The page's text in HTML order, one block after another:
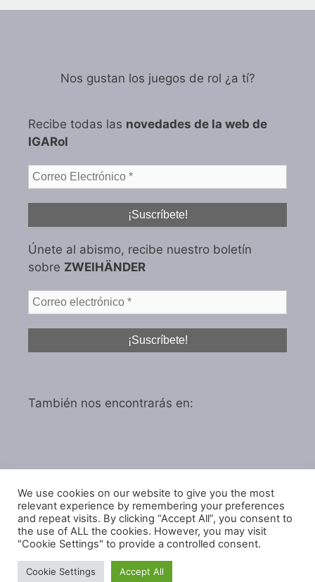
Nos gustan los juegos de rol ¿a tí?
Recibe todas las novedades de la web de
IGARol
Únete al abismo, recibe nuestro boletín
sobre ZWEIHÄNDER
También nos encontrarás en:
Política de privacidad
Política de cookies
We use cookies on our website to give you the most
relevant experience by remembering your preferences
and repeat visits. By clicking “Accept All”, you consent to
the use of ALL the cookies. However, you may visit
"Cookie Settings" to provide a controlled consent.
Cookie Settings Accept All